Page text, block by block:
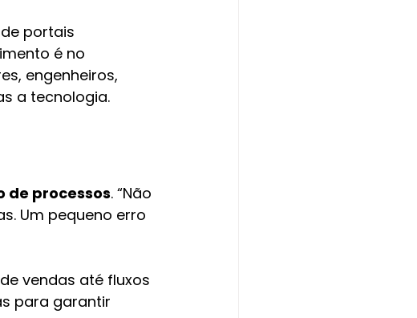
portais
é no
engenheiros,
a tecnologia.
de processos. “Não
Um pequeno erro
vendas até fluxos
para garantir